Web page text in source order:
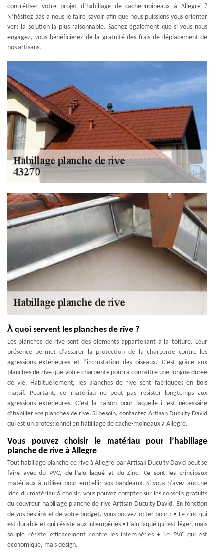
concrétiser votre projet d’habillage de cache-moineaux à Allegre ?
N’hésitez pas à nous le faire savoir afin que nous puissions vous orienter
vers la solution la plus raisonnable. Sachez également que si vous nous
engagez, vous bénéficierez de la gratuité des frais de déplacement de
nos artisans.
À quoi servent les planches de rive ?
Les planches de rive sont des éléments appartenant à la toiture. Leur
présence permet d’assurer la protection de la charpente contre les
agressions extérieures et l’incrustation des oiseaux. C’est grâce aux
planches de rive que votre charpente pourra connaitre une longue durée
de vie. Habituellement, les planches de rive sont fabriquées en bois
massif. Pourtant, ce matériau ne peut pas résister longtemps aux
agressions extérieures. C’est la raison pour laquelle il est nécessaire
d’habiller vos planches de rive. Si besoin, contactez Artisan Duculty David
qui est un professionnel en habillage de cache-moineaux à Allegre.
Vous pouvez choisir le matériau pour l’habillage
planche de rive à Allegre
Tout habillage planche de rive à Allegre par Artisan Duculty David peut se
faire avec du PVC, de l’alu laqué et du Zinc. Ce sont les principaux
matériaux à utiliser pour embellir vos bandeaux. Si vous n’avez aucune
idée du matériau à choisir, vous pouvez compter sur les conseils gratuits
du couvreur habillage planche de rive Artisan Duculty David. En fonction
de vos besoins et de votre budget, vous pouvez opter pour : • Le zinc qui
est durable et qui résiste aux intempéries • L’alu laqué qui est léger, mais
souple résiste efficacement contre les intempéries • Le PVC qui est
économique, mais design.